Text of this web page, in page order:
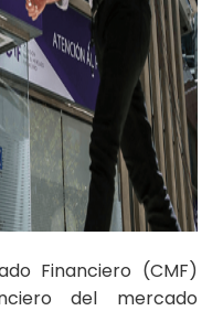
Financiero (CMF)
del mercado